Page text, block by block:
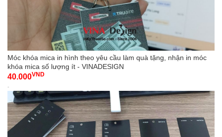
Móc khóa mica in hình theo yêu cầu làm quà tặng, nhận in móc
khóa mica số lượng ít - VINADESIGN
40.000VND
-